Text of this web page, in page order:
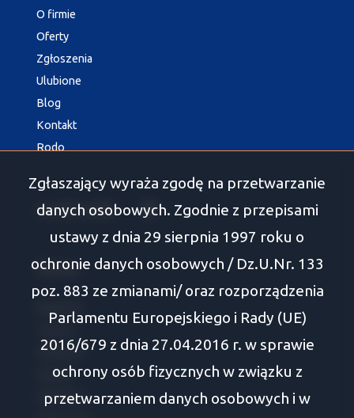
O firmie
Oferty
Zgłoszenia
Ulubione
Blog
Kontakt
Rodo
social media Facebook
Oferty
Białystok
Wasilków
Supraśl
Zabłudów
Zgłaszający wyraża zgodę na przetwarzanie
danych osobowych. Zgodnie z przepisami
ustawy z dnia 29 sierpnia 1997 roku o
ochronie danych osobowych / Dz.U.Nr. 133
poz. 883 ze zmianami/ oraz rozporządzenia
Parlamentu Europejskiego i Rady (UE)
2016/679 z dnia 27.04.2016 r. w sprawie
ochrony osób fizycznych w związku z
przetwarzaniem danych osobowych i w